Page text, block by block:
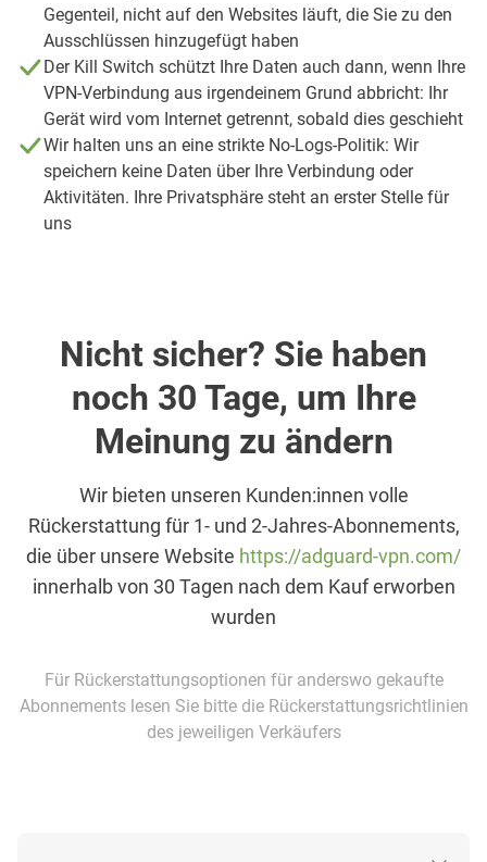
Gegenteil, nicht auf den Websites läuft, die Sie zu den
Ausschlüssen hinzugefügt haben
Der Kill Switch schützt Ihre Daten auch dann, wenn Ihre
VPN-Verbindung aus irgendeinem Grund abbricht: Ihr
Gerät wird vom Internet getrennt, sobald dies geschieht
Wir halten uns an eine strikte No-Logs-Politik: Wir
speichern keine Daten über Ihre Verbindung oder
Aktivitäten. Ihre Privatsphäre steht an erster Stelle für
uns
Nicht sicher? Sie haben
noch 30 Tage, um Ihre
Meinung zu ändern
Wir bieten unseren Kunden:innen volle
Rückerstattung für 1- und 2-Jahres-Abonnements,
die über unsere Website https://adguard-vpn.com/
innerhalb von 30 Tagen nach dem Kauf erworben
wurden
Für Rückerstattungsoptionen für anderswo gekaufte
Abonnements lesen Sie bitte die Rückerstattungsrichtlinien
des jeweiligen Verkäufers